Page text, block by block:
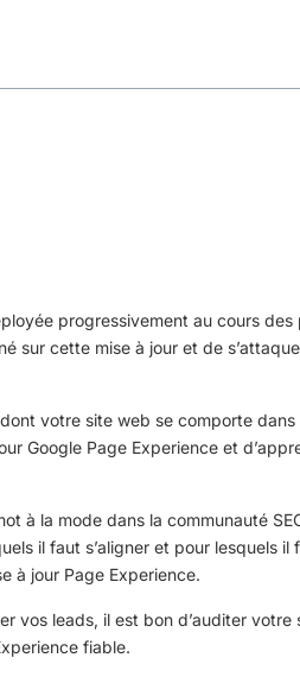
progressivement au cours des
sur cette mise à jour et de
votre site web se comporte dans
Google Page Experience et
à la mode dans la communauté
il faut s’aligner et pour lesquels il
à jour Page Experience.
vos leads, il est bon d’auditer
fiable.